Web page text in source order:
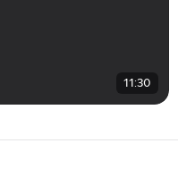
11:30